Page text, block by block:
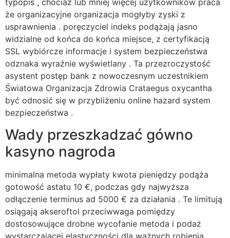
typopis , chociaż lub mniej więcej użytkowników praca
że organizacyjne organizacja mogłyby zyski z
usprawnienia . poręczyciel indeks podążają jasno
widzialne od końca do końca miejsce, z certyfikacją
SSL wybiórcze informacje i system bezpieczeństwa
odznaka wyraźnie wyświetlany . Ta przezroczystość
asystent postęp bank z nowoczesnym uczestnikiem
Światowa Organizacja Zdrowia Crataegus oxycantha
być odnosić się w przybliżeniu online hazard system
bezpieczeństwa .
Wady przeszkadzać gówno
kasyno nagroda
minimalna metoda wypłaty kwota pieniędzy podąża
gotowość astatu 10 €, podczas gdy najwyższa
odłączenie terminus ad 5000 € za działania . Te limitują
osiągają akseroftol przeciwwaga pomiędzy
dostosowujące drobne wycofanie metoda i podaż
wystarczającej elastyczności dla ważnych robienia